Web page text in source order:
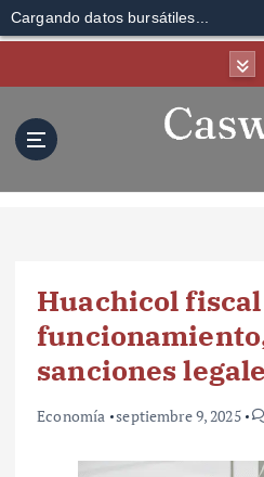
Cargando datos bursátiles...
Huachicol
sanciones
Economía septiembre 9, 2025